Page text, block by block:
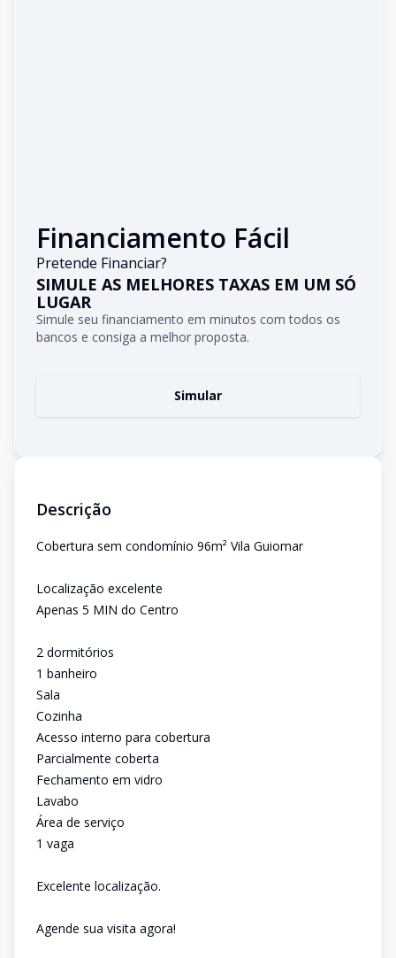
Financiamento Fácil
Pretende Financiar?
SIMULE AS MELHORES TAXAS EM UM SÓ
LUGAR
Simule seu financiamento em minutos com todos os
bancos e consiga a melhor proposta.
Simular
Descrição
Cobertura sem condomínio 96m² Vila Guiomar
Localização excelente
Apenas 5 MIN do Centro
2 dormitórios
1 banheiro
Sala
Cozinha
Acesso interno para cobertura
Parcialmente coberta
Fechamento em vidro
Lavabo
Área de serviço
1 vaga
Excelente localização.
Agende sua visita agora!